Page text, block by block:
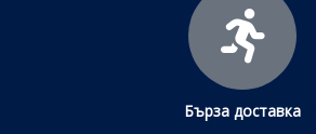
Бърза доставка